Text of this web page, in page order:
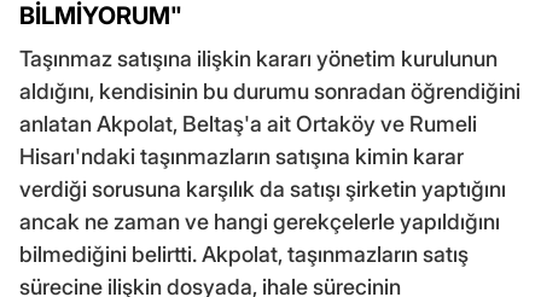
BİLMİYORUM"
Taşınmaz satışına ilişkin kararı yönetim kurulunun
aldığını, kendisinin bu durumu sonradan öğrendiğini
anlatan Akpolat, Beltaş'a ait Ortaköy ve Rumeli
Hisarı'ndaki taşınmazların satışına kimin karar
verdiği sorusuna karşılık da satışı şirketin yaptığını
ancak ne zaman ve hangi gerekçelerle yapıldığını
bilmediğini belirtti. Akpolat, taşınmazların satış
sürecine ilişkin dosyada, ihale sürecinin